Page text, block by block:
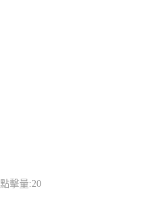
點擊量:20